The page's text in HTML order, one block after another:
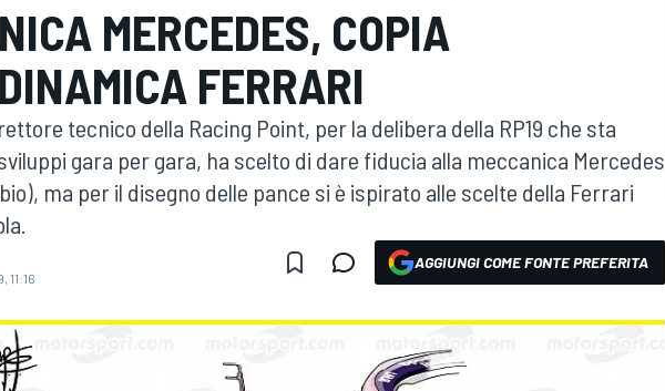
WEC
MERCEDES, COPIA
FERRARI
tecnico della Racing Point, per la delibera della RP19 che sta
gara per gara, ha scelto di dare fiducia alla meccanica Mercedes
ma per il disegno delle pance si è ispirato alle scelte della Ferrari
11:16
AGGIUNGI COME FONTE PREFERITA